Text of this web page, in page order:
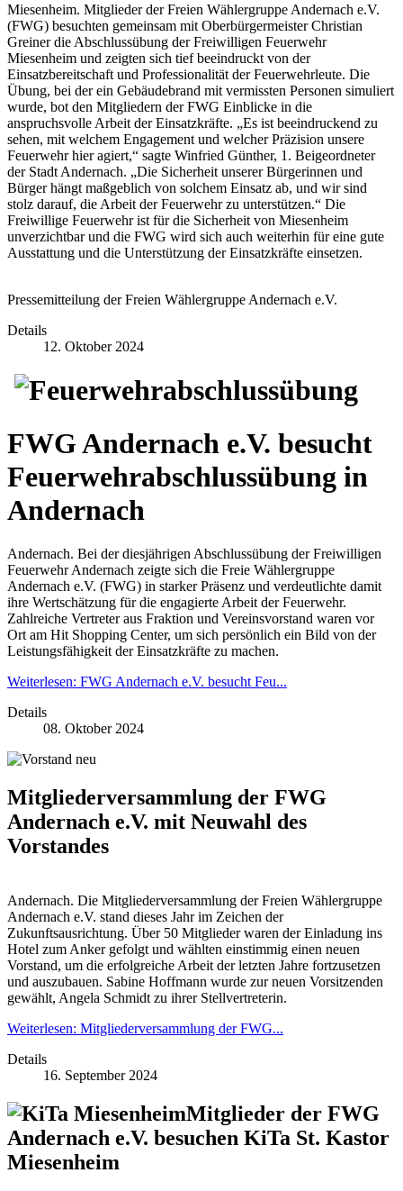
Miesenheim. Mitglieder der Freien Wählergruppe Andernach e.V.
(FWG) besuchten gemeinsam mit Oberbürgermeister Christian
Greiner die Abschlussübung der Freiwilligen Feuerwehr
Miesenheim und zeigten sich tief beeindruckt von der
Einsatzbereitschaft und Professionalität der Feuerwehrleute. Die
Übung, bei der ein Gebäudebrand mit vermissten Personen simuliert
wurde, bot den Mitgliedern der FWG Einblicke in die
anspruchsvolle Arbeit der Einsatzkräfte. „Es ist beeindruckend zu
sehen, mit welchem Engagement und welcher Präzision unsere
Feuerwehr hier agiert,“ sagte Winfried Günther, 1. Beigeordneter
der Stadt Andernach. „Die Sicherheit unserer Bürgerinnen und
Bürger hängt maßgeblich von solchem Einsatz ab, und wir sind
stolz darauf, die Arbeit der Feuerwehr zu unterstützen.“ Die
Freiwillige Feuerwehr ist für die Sicherheit von Miesenheim
unverzichtbar und die FWG wird sich auch weiterhin für eine gute
Ausstattung und die Unterstützung der Einsatzkräfte einsetzen.
Pressemitteilung der Freien Wählergruppe Andernach e.V.
Details
12. Oktober 2024
FWG Andernach e.V. besucht
Feuerwehrabschlussübung in
Andernach
Andernach. Bei der diesjährigen Abschlussübung der Freiwilligen
Feuerwehr Andernach zeigte sich die Freie Wählergruppe
Andernach e.V. (FWG) in starker Präsenz und verdeutlichte damit
ihre Wertschätzung für die engagierte Arbeit der Feuerwehr.
Zahlreiche Vertreter aus Fraktion und Vereinsvorstand waren vor
Ort am Hit Shopping Center, um sich persönlich ein Bild von der
Leistungsfähigkeit der Einsatzkräfte zu machen.
Weiterlesen: FWG Andernach e.V. besucht Feu...
Details
08. Oktober 2024
Mitgliederversammlung der FWG
Andernach e.V. mit Neuwahl des
Vorstandes
Andernach. Die Mitgliederversammlung der Freien Wählergruppe
Andernach e.V. stand dieses Jahr im Zeichen der
Zukunftsausrichtung. Über 50 Mitglieder waren der Einladung ins
Hotel zum Anker gefolgt und wählten einstimmig einen neuen
Vorstand, um die erfolgreiche Arbeit der letzten Jahre fortzusetzen
und auszubauen. Sabine Hoffmann wurde zur neuen Vorsitzenden
gewählt, Angela Schmidt zu ihrer Stellvertreterin.
Weiterlesen: Mitgliederversammlung der FWG...
Details
16. September 2024
Mitglieder der FWG
Andernach e.V. besuchen KiTa St. Kastor
Miesenheim